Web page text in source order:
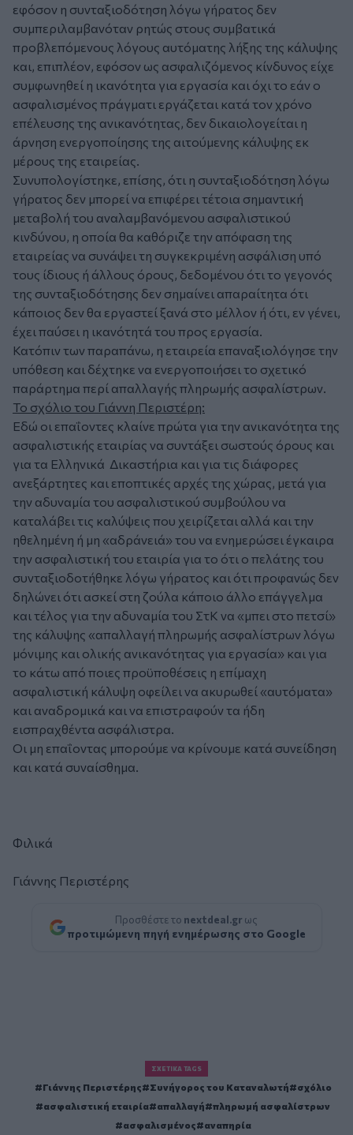
εφόσον η συνταξιοδότηση λόγω γήρατος δεν
συμπεριλαμβανόταν ρητώς στους συμβατικά
προβλεπόμενους λόγους αυτόματης λήξης της κάλυψης
και, επιπλέον, εφόσον ως ασφαλιζόμενος κίνδυνος είχε
συμφωνηθεί η ικανότητα για εργασία και όχι το εάν ο
ασφαλισμένος πράγματι εργάζεται κατά τον χρόνο
επέλευσης της ανικανότητας, δεν δικαιολογείται η
άρνηση ενεργοποίησης της αιτούμενης κάλυψης εκ
μέρους της εταιρείας.
Συνυπολογίστηκε, επίσης, ότι η συνταξιοδότηση λόγω
γήρατος δεν μπορεί να επιφέρει τέτοια σημαντική
μεταβολή του αναλαμβανόμενου ασφαλιστικού
κινδύνου, η οποία θα καθόριζε την απόφαση της
εταιρείας να συνάψει τη συγκεκριμένη ασφάλιση υπό
τους ίδιους ή άλλους όρους, δεδομένου ότι το γεγονός
της συνταξιοδότησης δεν σημαίνει απαραίτητα ότι
κάποιος δεν θα εργαστεί ξανά στο μέλλον ή ότι, εν γένει,
έχει παύσει η ικανότητά του προς εργασία.
Κατόπιν των παραπάνω, η εταιρεία επαναξιολόγησε την
υπόθεση και δέχτηκε να ενεργοποιήσει το σχετικό
παράρτημα περί απαλλαγής πληρωμής ασφαλίστρων.
Το σχόλιο του Γιάννη Περιστέρη:
Εδώ οι επαΐοντες κλαίνε πρώτα για την ανικανότητα της
ασφαλιστικής εταιρίας να συντάξει σωστούς όρους και
για τα Ελληνικά Δικαστήρια και για τις διάφορες
ανεξάρτητες και εποπτικές αρχές της χώρας, μετά για
την αδυναμία του ασφαλιστικού συμβούλου να
καταλάβει τις καλύψεις που χειρίζεται αλλά και την
ηθελημένη ή μη «αδράνειά» του να ενημερώσει έγκαιρα
την ασφαλιστική του εταιρία για το ότι ο πελάτης του
συνταξιοδοτήθηκε λόγω γήρατος και ότι προφανώς δεν
δηλώνει ότι ασκεί στη ζούλα κάποιο άλλο επάγγελμα
και τέλος για την αδυναμία του ΣτΚ να «μπει στο πετσί»
της κάλυψης «απαλλαγή πληρωμής ασφαλίστρων λόγω
μόνιμης και ολικής ανικανότητας για εργασία» και για
το κάτω από ποιες προϋποθέσεις η επίμαχη
ασφαλιστική κάλυψη οφείλει να ακυρωθεί «αυτόματα»
και αναδρομικά και να επιστραφούν τα ήδη
εισπραχθέντα ασφάλιστρα.
Οι μη επαΐοντας μπορούμε να κρίνουμε κατά συνείδηση
και κατά συναίσθημα.
Φιλικά
Γιάννης Περιστέρης
Προσθέστε το nextdeal.gr ως
προτιμώμενη πηγή ενημέρωσης στο Google
ΣΧΕΤΙΚΆ TAGS
Γιάννης Περιστέρης Συνήγορος του Καταναλωτή
σχόλιο
ασφαλιστική εταιρία
απαλλαγή
πληρωμή ασφαλίστρων
ασφαλισμένος
αναπηρία